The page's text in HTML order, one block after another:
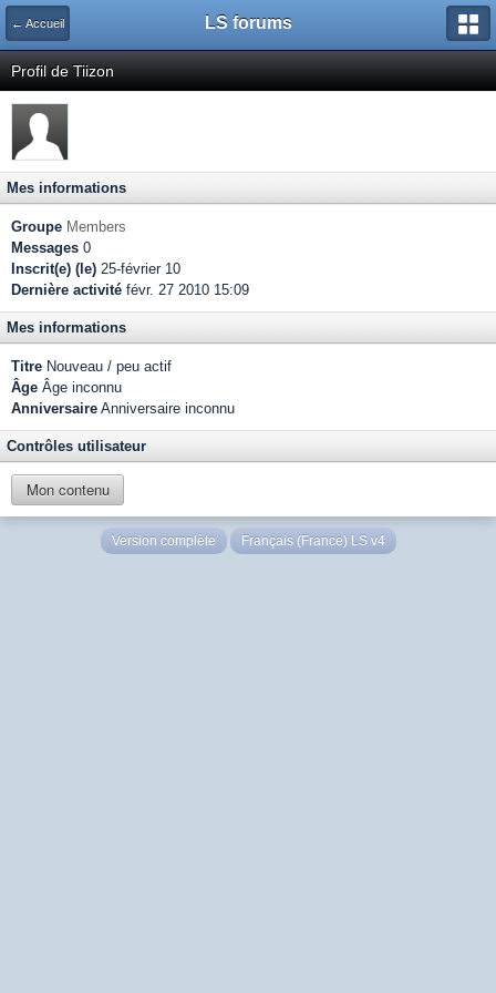
← Accueil LS forums
Profil de Tiizon
Mes informations
Groupe Members
Messages 0
Inscrit(e) (le) 25-février 10
Dernière activité févr. 27 2010 15:09
Mes informations
Titre Nouveau / peu actif
Âge Âge inconnu
Anniversaire Anniversaire inconnu
Contrôles utilisateur
Mon contenu
Version complète Français (France) LS v4